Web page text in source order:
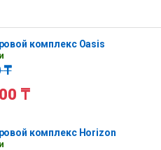
комплекс Oasis
₸
₸
комплекс Horizon